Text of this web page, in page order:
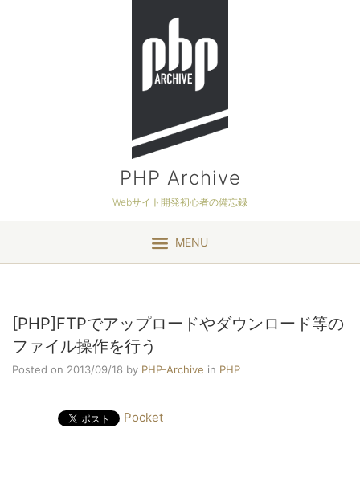
PHP Archive
Webサイト開発初心者の備忘録
MENU
[PHP]FTPでアップロードやダウンロード等の
ファイル操作を行う
Posted on 2013/09/18 by PHP-Archive in PHP
Pocket